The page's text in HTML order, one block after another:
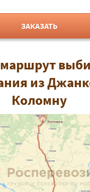
ЗАКАЗАТЬ
из
Коломну